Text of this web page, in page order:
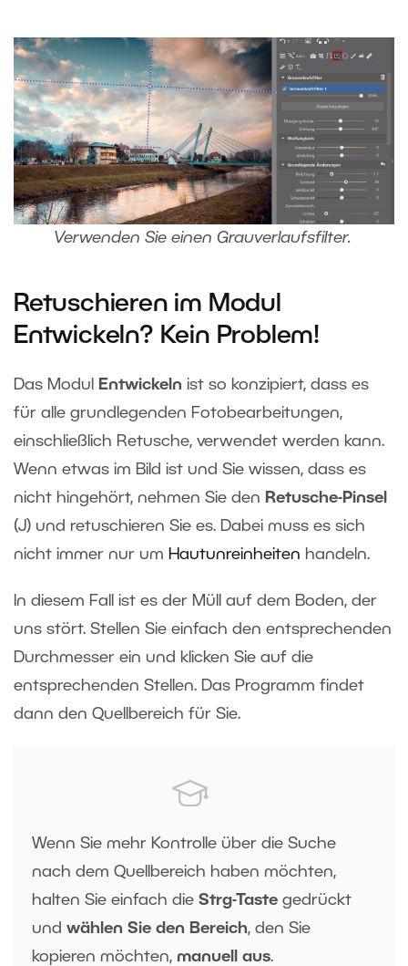
Verwenden Sie einen Grauverlaufsfilter.
Retuschieren im Modul
Entwickeln? Kein Problem!
Das Modul Entwickeln ist so konzipiert, dass es
für alle grundlegenden Fotobearbeitungen,
einschließlich Retusche, verwendet werden kann.
Wenn etwas im Bild ist und Sie wissen, dass es
nicht hingehört, nehmen Sie den Retusche-Pinsel
(J) und retuschieren Sie es. Dabei muss es sich
nicht immer nur um Hautunreinheiten handeln.
In diesem Fall ist es der Müll auf dem Boden, der
uns stört. Stellen Sie einfach den entsprechenden
Durchmesser ein und klicken Sie auf die
entsprechenden Stellen. Das Programm findet
dann den Quellbereich für Sie.
Wenn Sie mehr Kontrolle über die Suche
nach dem Quellbereich haben möchten,
halten Sie einfach die Strg-Taste gedrückt
und wählen Sie den Bereich, den Sie
kopieren möchten, manuell aus.